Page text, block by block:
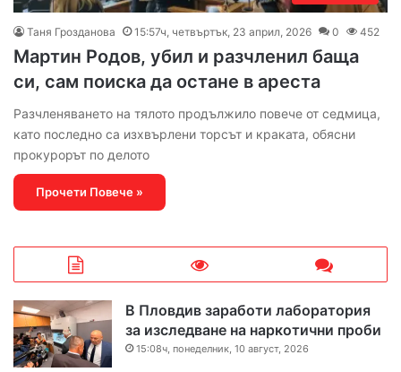
Таня Грозданова 15:57ч, четвъртък, 23 април, 2026 0 452
Мартин Родов, убил и разчленил баща
си, сам поиска да остане в ареста
Разчленяването на тялото продължило повече от седмица,
като последно са изхвърлени торсът и краката, обясни
прокурорът по делото
Прочети Повече »
В Пловдив заработи лаборатория
за изследване на наркотични проби
15:08ч, понеделник, 10 август, 2026